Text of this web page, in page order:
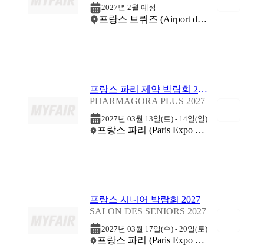
2027년 2월 예정
프랑스 브뤼즈 (Airport de Rennes)
프랑스 파리 제약 박람회 2027
PHARMAGORA PLUS 2027
2027년 03월 13일(토) - 14일(일)
프랑스 파리 (Paris Expo Porte de Versailles)
프랑스 시니어 박람회 2027
SALON DES SENIORS 2027
2027년 03월 17일(수) - 20일(토)
프랑스 파리 (Paris Expo Porte de Versailles)